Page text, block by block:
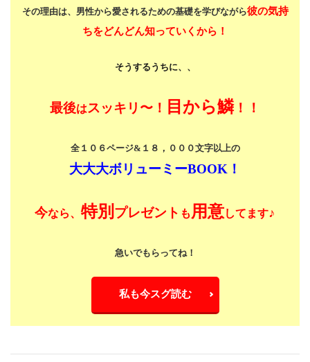
その理由は、男性から愛されるための基礎を学びながら彼の気持
ちをどんどん知っていくから！
そうするうちに、、
最後はスッキリ〜！ 目から鱗！！
全１０６ページ&１８，０００文字以上の
大大大ボリューミーBOOK！
今なら、 特別 プレゼント も 用意してます♪
急いでもらってね！
私も今スグ読む